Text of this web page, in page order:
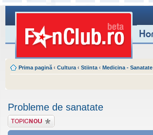
Prima pagină ‹ Cultura ‹ Stiinta ‹ Medicina - Sanatate
Probleme de sanatate
Scrie un subiect
nou